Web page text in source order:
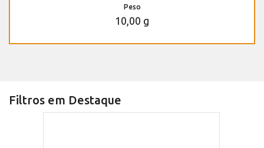
Peso
10,00 g
Filtros em Destaque